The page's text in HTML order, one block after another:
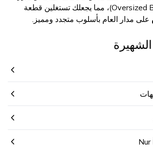
على مدار العام بأسلوب متجدد ومميز.